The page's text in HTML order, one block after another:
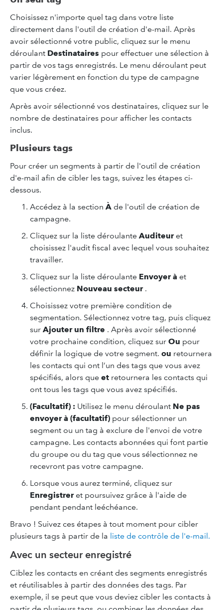
Choisissez n'importe quel tag dans votre liste
directement dans l'outil de création d'e-mail. Après
avoir sélectionné votre public, cliquez sur le menu
déroulant Destinataires pour effectuer une sélection à
partir de vos tags enregistrés. Le menu déroulant peut
varier légèrement en fonction du type de campagne
que vous créez.
Après avoir sélectionné vos destinataires, cliquez sur le
nombre de destinataires pour afficher les contacts
inclus.
Plusieurs tags
Pour créer un segments à partir de l'outil de création
d'e-mail afin de cibler les tags, suivez les étapes ci-
dessous.
Accédez à la section À de l'outil de création de
campagne.
Cliquez sur la liste déroulante Auditeuret
choisissez l'audit fiscal avec lequel vous souhaitez
travailler.
Cliquez sur la liste déroulante Envoyer à et
sélectionnez Nouveau secteur.
Choisissez votre première condition de
segmentation. Sélectionnez votre tag, puis cliquez
sur Ajouter un filtre . Après avoir sélectionné
votre prochaine condition, cliquez sur Ou pour
définir la logique de votre segment. ou retournera
les contacts qui ont l’un des tags que vous avez
spécifiés, alors que et retournera les contacts qui
ont tous les tags que vous avez spécifiés.
(Facultatif) : Utilisez le menu déroulant Ne pas
envoyer à (facultatif) pour sélectionner un
segment ou un tag à exclure de l'envoi de votre
campagne. Les contacts abonnées qui font partie
du groupe ou du tag que vous sélectionnez ne
recevront pas votre campagne.
Lorsque vous aurez terminé, cliquez sur
Enregistreret poursuivez grâce à l'aide de
pendant pendant leéchéance.
Bravo ! Suivez ces étapes à tout moment pour cibler
plusieurs tags à partir de la liste de contrôle de l'e-mail.
Avec un secteur enregistré
Ciblez les contacts en créant des segments enregistrés
et réutilisables à partir des données des tags. Par
exemple, il se peut que vous deviez cibler les contacts à